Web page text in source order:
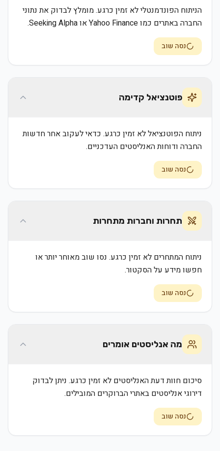
הניתוח הפונדמנטלי לא זמין כרגע. מומלץ לבדוק את נתוני
החברה באתרים כמו Yahoo Finance או Seeking Alpha.
נסה שוב
פוטנציאל קדימה
ניתוח הפוטנציאל לא זמין כרגע. כדאי לעקוב אחר חדשות
החברה ודוחות האנליסטים העדכניים.
נסה שוב
תחרות וחברות מתחרות
ניתוח המתחרים לא זמין כרגע. נסו שוב מאוחר יותר או
חפשו מידע על הסקטור.
נסה שוב
מה אנליסטים אומרים
סיכום חוות דעת האנליסטים לא זמין כרגע. ניתן לבדוק
דירוגי אנליסטים באתרי הברוקרים המובילים.
נסה שוב